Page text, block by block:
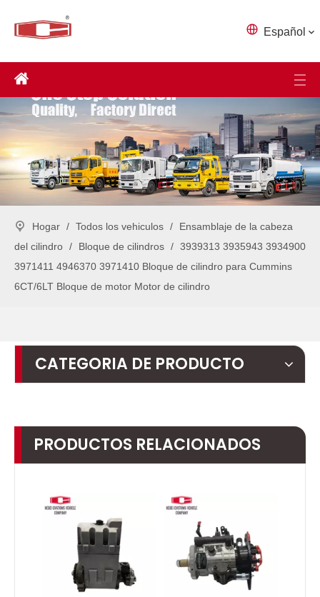
Español
Hogar / Todos los vehiculos /
Ensamblaje de la cabeza
del cilindro / Bloque de cilindros / 3939313 3935943 3934900
3971411 4946370 3971410 Bloque de cilindro para Cummins
6CT/6LT Bloque de motor Motor de cilindro
CATEGORIA DE PRODUCTO
PRODUCTOS RELACIONADOS